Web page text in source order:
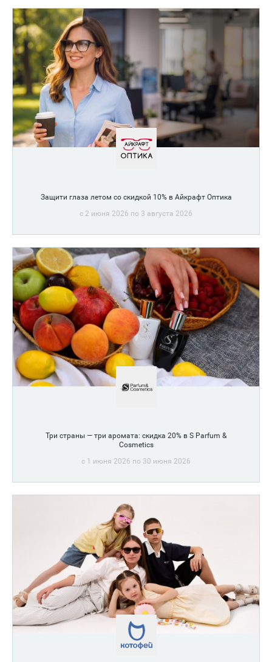
Защити глаза летом со скидкой 10% в Айкрафт Оптика
c 2 июня 2026 по 3 августа 2026
Три страны — три аромата: скидка 20% в S Parfum &
Cosmetics
c 1 июня 2026 по 30 июня 2026